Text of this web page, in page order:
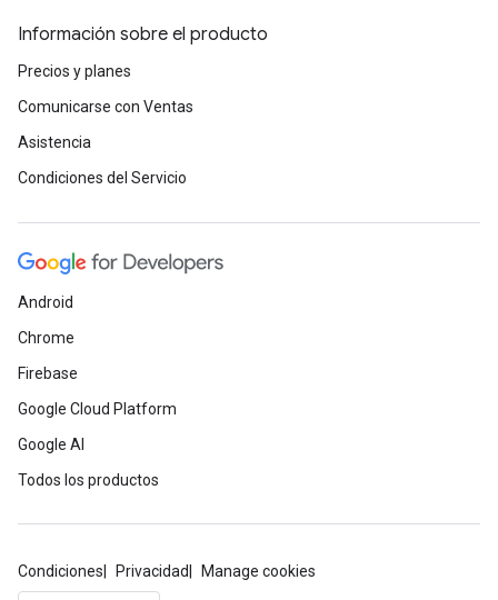
Información sobre el producto
Precios y planes
Comunicarse con Ventas
Asistencia
Condiciones del Servicio
Android
Chrome
Firebase
Google Cloud Platform
Google AI
Todos los productos
Condiciones Privacidad Manage cookies